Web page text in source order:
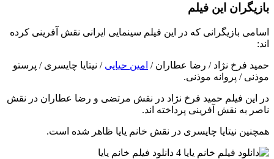
بازیگران این فیلم
اسامی بازیگرانی که در این فیلم سینمایی ایرانی نقش آفرینی کرده
اند:
حمید فرخ نژاد / رضا عطاران / امین حیایی / نیتایا چایسری / پرستو
موذنی / پروانه موذنی.
در این فیلم حمید فرخ نژاد در نقش مرتضی و رضا عطاران در نقش
ناصر به نقش آفرینی پرداخته اند.
همچنین نیتایا چایسری در نقش خانم یایا ظاهر شده است.